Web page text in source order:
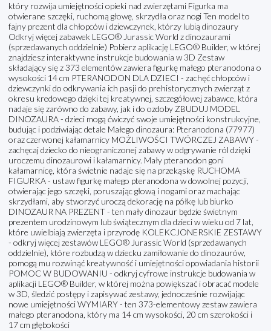
który rozwija umiejętności opieki nad zwierzętami Figurka ma
otwierane szczęki, ruchomą głowę, skrzydła oraz nogi Ten model to
fajny prezent dla chłopców i dziewczynek, którzy lubią dinozaury
Odkryj więcej zabawek LEGO® Jurassic World z dinozaurami
(sprzedawanych oddzielnie) Pobierz aplikację LEGO® Builder, w której
znajdziesz interaktywne instrukcje budowania w 3D Zestaw
składający się z 373 elementów zawiera figurkę małego pteranodona o
wysokości 14 cm PTERANODON DLA DZIECI - zachęć chłopców i
dziewczynki do odkrywania ich pasji do prehistorycznych zwierząt z
okresu kredowego dzięki tej kreatywnej, szczegółowej zabawce, która
nadaje się zarówno do zabawy, jak i do ozdoby ZBUDUJ MODEL
DINOZAURA - dzieci mogą ćwiczyć swoje umiejętności konstrukcyjne,
budując i podziwiając detale Małego dinozaura: Pteranodona (77977)
oraz czerwonej kałamarnicy MOŻLIWOŚCI TWÓRCZEJ ZABAWY -
zachęcaj dziecko do nieograniczonej zabawy w odgrywanie ról dzięki
uroczemu dinozaurowi i kałamarnicy. Mały pteranodon goni
kałamarnicę, która świetnie nadaje się na przekąskę RUCHOMA
FIGURKA - ustaw figurkę małego pteranodona w dowolnej pozycji,
otwierając jego szczęki, poruszając głową i nogami oraz machając
skrzydłami, aby stworzyć uroczą dekorację na półkę lub biurko
DINOZAUR NA PREZENT - ten mały dinozaur będzie świetnym
prezentem urodzinowym lub świątecznym dla dzieci w wieku od 7 lat,
które uwielbiają zwierzęta i przyrodę KOLEKCJONERSKIE ZESTAWY
- odkryj więcej zestawów LEGO® Jurassic World (sprzedawanych
oddzielnie), które rozbudzą w dziecku zamiłowanie do dinozaurów,
pomogą mu rozwinąć kreatywność i umiejętności opowiadania historii
POMOC W BUDOWANIU - odkryj cyfrowe instrukcje budowania w
aplikacji LEGO® Builder, w której można powiększać i obracać modele
w 3D, śledzić postępy i zapisywać zestawy, jednocześnie rozwijając
nowe umiejętności WYMIARY - ten 373-elementowy zestaw zawiera
małego pteranodona, który ma 14 cm wysokości, 20 cm szerokości i
17 cm głębokości